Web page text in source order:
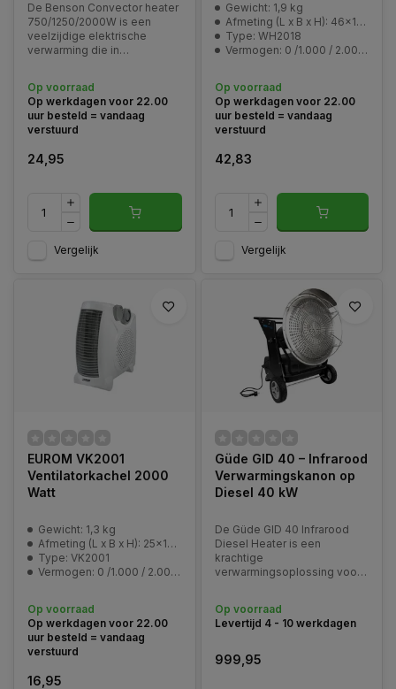
De Benson Convector heater
750/1250/2000W is een
veelzijdige elektrische
verwarming die in
je de warmte-output kunt
aanpassen aan de behoefte.
Op voorraad
Op werkdagen voor 22.00
uur besteld = vandaag
verstuurd
24,95
Vergelijk
Gewicht: 1,9 kg
Afmeting (L x B x H): 46x12x19 cm
Type: WH2018
Vermogen: 0 /1.000 / 2.000 Watt
Op voorraad
Op werkdagen voor 22.00
uur besteld = vandaag
verstuurd
42,83
Vergelijk
EUROM VK2001
Ventilatorkachel 2000
Watt
Gewicht: 1,3 kg
Afmeting (L x B x H): 25x12x24cm
Type: VK2001
Vermogen: 0 /1.000 / 2.000 Watt
Op voorraad
Op werkdagen voor 22.00
uur besteld = vandaag
verstuurd
16,95
Güde GID 40 – Infrarood
Verwarmingskanon op
Diesel 40 kW
De Güde GID 40 Infrarood
Diesel Heater is een
krachtige
verwarmingsoplossing voor
gerichte warmte gewenst is.
Door gebruik te maken van
verwarmt dit toestel niet de
lucht, maar objecten
Op voorraad
Levertijd 4 - 10 werkdagen
999,95